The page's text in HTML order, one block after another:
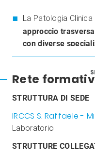
La Patologia
approccio
con diverse
un apprendimento
Rete
STRUTTURA DI SEDE
IRCCS S. Raffaele -
Laboratorio
STRUTTURE